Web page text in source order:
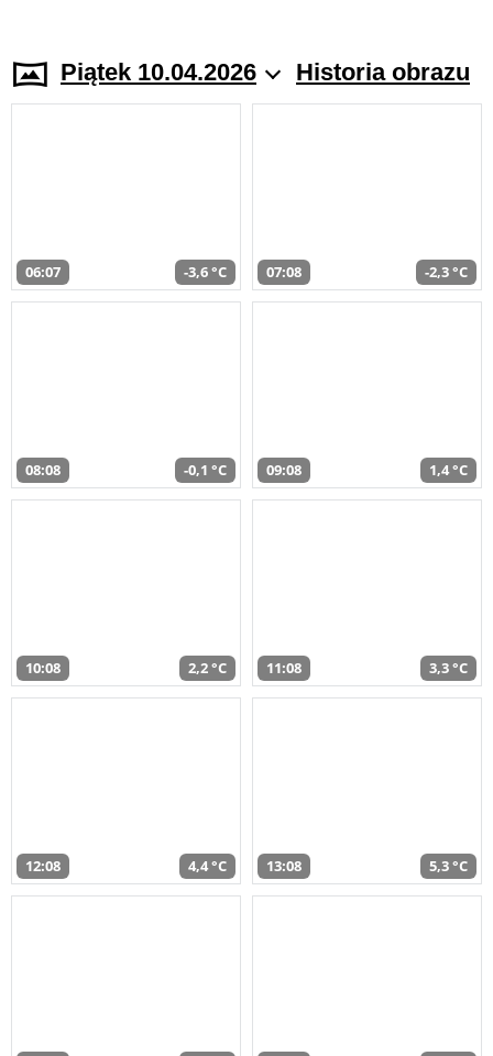
Piątek 10.04.2026 Historia obrazu
06:07 -3,6 °C 07:08 -2,3 °C
08:08 -0,1 °C 09:08 1,4 °C
10:08 2,2 °C 11:08 3,3 °C
12:08 4,4 °C 13:08 5,3 °C